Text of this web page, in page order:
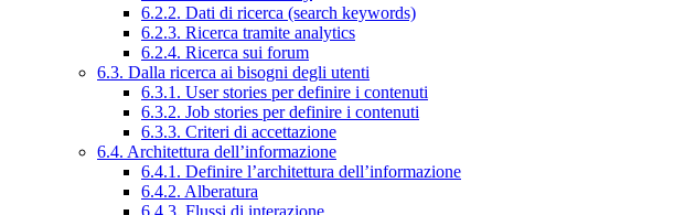
6.2.2. Dati di ricerca (search keywords)
6.2.3. Ricerca tramite analytics
6.2.4. Ricerca sui forum
6.3. Dalla ricerca ai bisogni degli utenti
6.3.1. User stories per definire i contenuti
6.3.2. Job stories per definire i contenuti
6.3.3. Criteri di accettazione
6.4. Architettura dell’informazione
6.4.1. Definire l’architettura dell’informazione
6.4.2. Alberatura
6.4.3. Flussi di interazione